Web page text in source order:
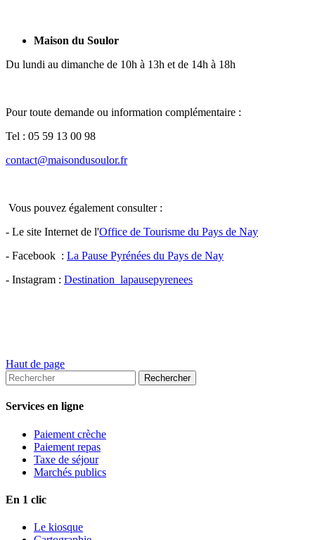
Maison du Soulor
Du lundi au dimanche de 10h à 13h et de 14h à 18h
Pour toute demande ou information complémentaire :
Tel : 05 59 13 00 98
contact@maisondusoulor.fr
Vous pouvez également consulter :
- Le site Internet de l'Office de Tourisme du Pays de Nay
- Facebook : La Pause Pyrénées du Pays de Nay
- Instagram : Destination_lapausepyrenees
Haut de page
Services en ligne
Paiement crèche
Paiement repas
Taxe de séjour
Marchés publics
En 1 clic
Le kiosque